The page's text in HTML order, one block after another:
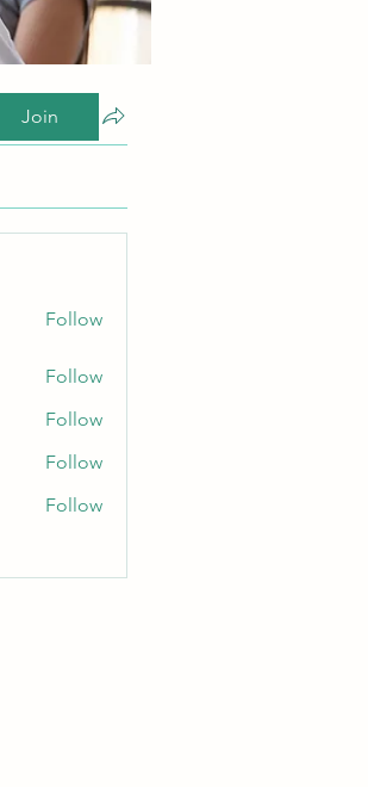
Join
Follow
Follow
Follow
Follow
Follow